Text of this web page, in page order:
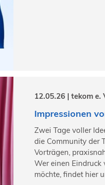
12.05.26 | tekom e.
Impressionen
Zwei Tage voller
die Community der
Vorträgen,
Wer einen Eindruck
möchte, findet hier